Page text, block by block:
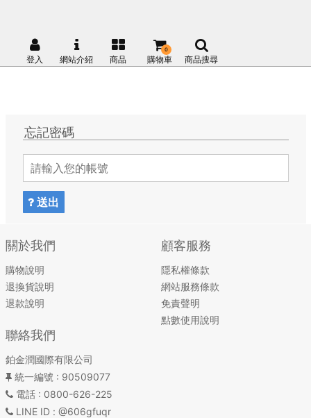
登入 網站介紹 商品 購物車
0
商品搜尋
忘記密碼
送出
關於我們
購物說明
退換貨說明
退款說明
顧客服務
隱私權條款
網站服務條款
免責聲明
點數使用說明
聯絡我們
鉑金潤國際有限公司
統一編號 : 90509077
電話: 0800-626-225
LINE ID : @606gfuqr